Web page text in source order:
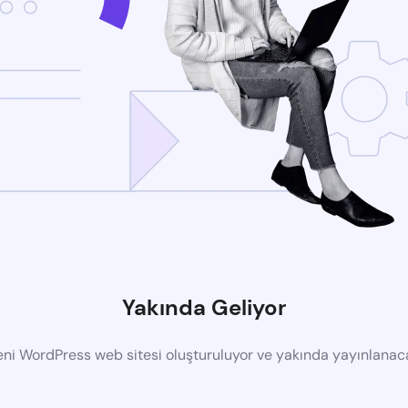
Yakında Geliyor
WordPress web sitesi oluşturuluyor ve yakında